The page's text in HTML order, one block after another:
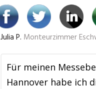
Julia P. Monteurzimmer
Für meinen
Hannover habe ich